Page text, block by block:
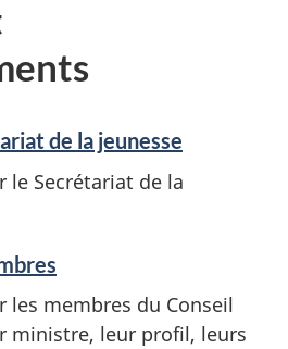
de la jeunesse
le Secrétariat de la
les membres du Conseil
ministre, leur profil, leurs